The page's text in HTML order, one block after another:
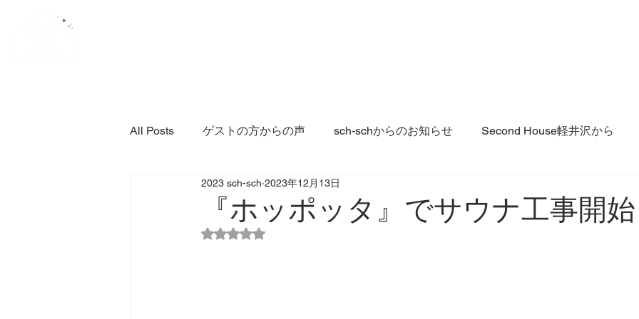
All Posts ゲストの方からの声 sch-schからのお知らせ Second House軽井沢から
『ホッポッタ』でサウナ工事開始
2023 sch-sch 2023年12月13日
5つ星のうちNaNと評価されています。